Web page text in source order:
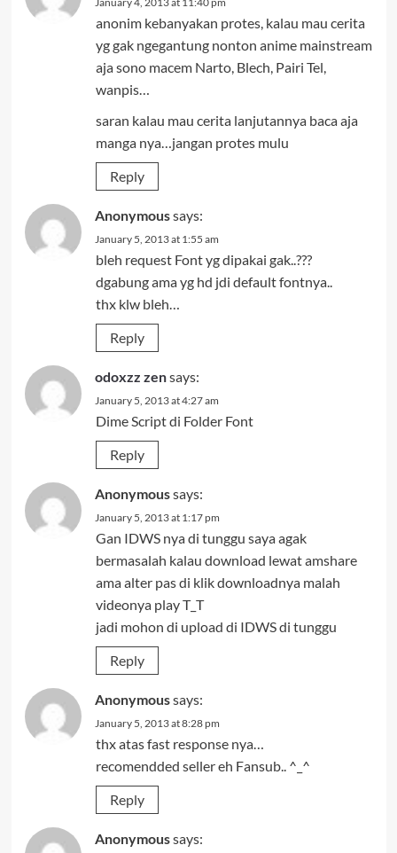
anonim kebanyakan protes, kalau mau cerita
yg gak ngegantung nonton anime mainstream
aja sono macem Narto, Blech, Pairi Tel,
wanpis…
saran kalau mau cerita lanjutannya baca aja
manga nya…jangan protes mulu
Reply
Anonymoussays:
January 5, 2013 at 1:55 am
bleh request Font yg dipakai gak..???
dgabung ama yg hd jdi default fontnya..
thx klw bleh…
Reply
odoxzz zensays:
January 5, 2013 at 4:27 am
Dime Script di Folder Font
Reply
Anonymoussays:
January 5, 2013 at 1:17 pm
Gan IDWS nya di tunggu saya agak
bermasalah kalau download lewat amshare
ama alter pas di klik downloadnya malah
videonya play T_T
jadi mohon di upload di IDWS di tunggu
Reply
Anonymoussays:
January 5, 2013 at 8:28 pm
thx atas fast response nya…
recomendded seller eh Fansub.. ^_^
Reply
Anonymoussays: